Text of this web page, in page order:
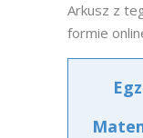
Arkusz z
formie